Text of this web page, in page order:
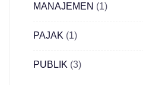
MANAJEMEN (1)
PAJAK (1)
PUBLIK (3)